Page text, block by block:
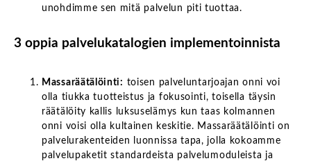
unohdimme sen mitä palvelun piti tuottaa.
3 oppia palvelukatalogien implementoinnista
Massaräätälöinti: toisen palveluntarjoajan onni voi
olla tiukka tuotteistus ja fokusointi, toisella täysin
räätälöity kallis luksuselämys kun taas kolmannen
onni voisi olla kultainen keskitie. Massaräätälöinti on
palvelurakenteiden luonnissa tapa, jolla kokoamme
palvelupaketit standardeista palvelumoduleista ja